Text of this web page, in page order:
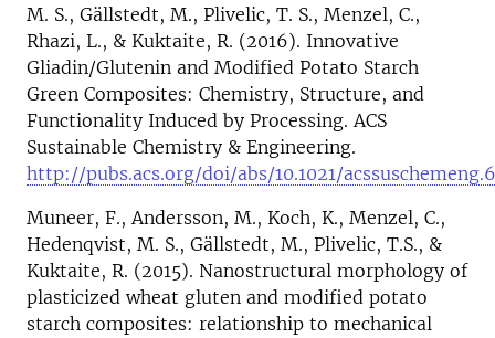
M. S., Gällstedt, M., Plivelic, T. S., Menzel, C.,
Rhazi, L., & Kuktaite, R. (2016). Innovative
Gliadin/Glutenin and Modified Potato Starch
Green Composites: Chemistry, Structure, and
Functionality Induced by Processing. ACS
Sustainable Chemistry & Engineering.
http://pubs.acs.org/doi/abs/10.1021/
Muneer, F., Andersson, M., Koch, K., Menzel, C.,
Hedenqvist, M. S., Gällstedt, M., Plivelic, T.S., &
Kuktaite, R. (2015). Nanostructural morphology of
plasticized wheat gluten and modified potato
starch composites: relationship to mechanical